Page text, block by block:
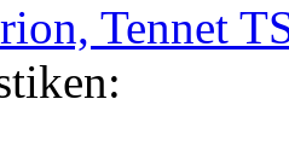
Tennet